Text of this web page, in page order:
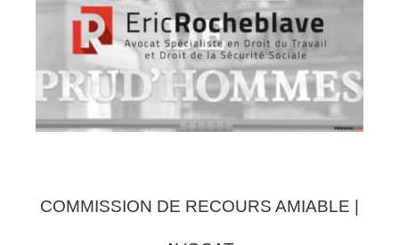
COMMISSION DE RECOURS AMIABLE |